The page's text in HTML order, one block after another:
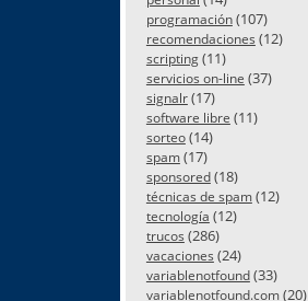
programación(107)
recomendaciones (12)
scripting(11)
servicios on-line (37)
signalr(17)
software libre (11)
sorteo(14)
spam(17)
sponsored(18)
técnicas de spam(12)
tecnología (12)
trucos (286)
vacaciones (24)
variablenotfound(33)
variablenotfound.com(20)